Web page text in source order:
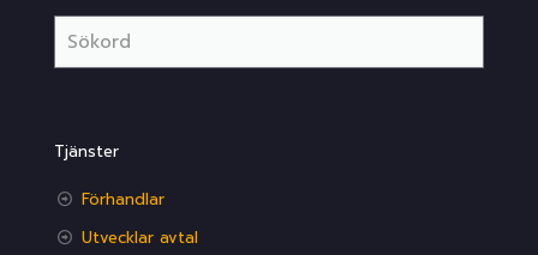
Tjänster
Förhandlar
Utvecklar avtal